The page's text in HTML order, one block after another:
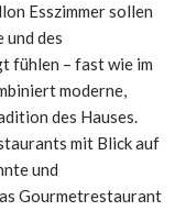
Esszimmer sollen
und des
fühlen – fast wie im
moderne,
des Hauses.
mit Blick auf
und
Gourmetrestaurant